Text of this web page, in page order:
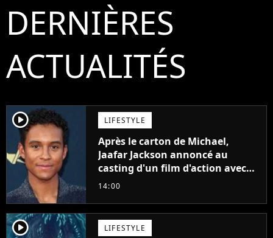
DERNIÈRES
ACTUALITÉS
player2 LIFESTYLE
Après le carton de Michael,
Jaafar Jackson annoncé au
casting d'un film d'action avec
Will Smith
14:00
player2 LIFESTYLE